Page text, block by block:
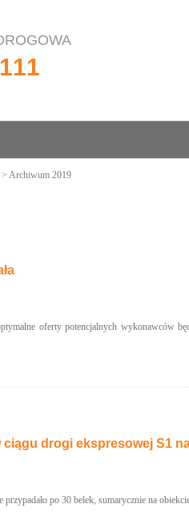
> Archiwum 2019
oferty potencjalnych wykonawców
drogi ekspresowej S1
po 30 belek, sumarycznie na